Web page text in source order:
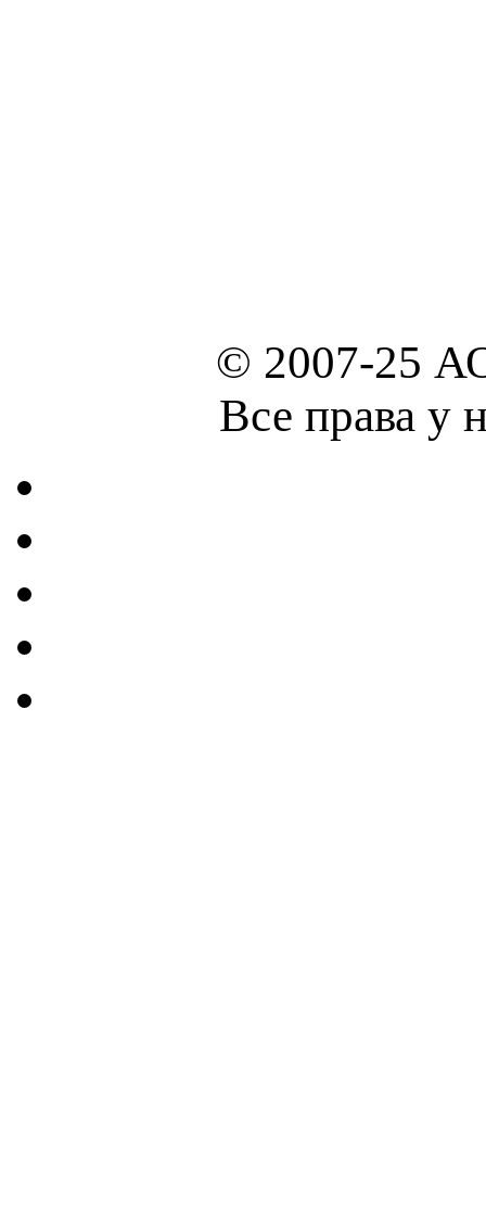
© 2007-25
Все права у